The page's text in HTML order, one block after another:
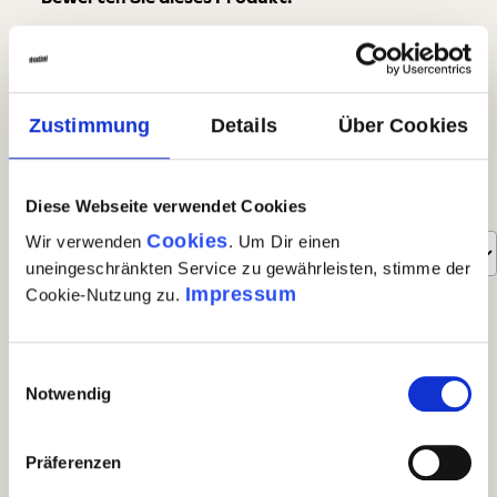
Zustimmung Details Über Cookies
Diese Webseite verwendet Cookies
Wir verwenden Cookies. Um Dir einen
uneingeschränkten Service zu gewährleisten, stimme der
Cookie-Nutzung zu. Impressum
Notwendig
Präferenzen
Teilen Sie Ihre Erfahrungen mit anderen Kunden.
eigene Bewertung schreiben
Sortiert nach
6Bewertungen